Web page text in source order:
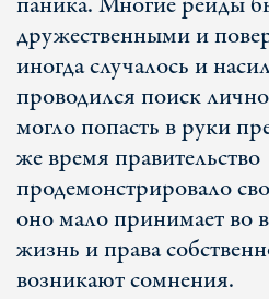
дружественными и
иногда случалось и
проводился поиск
могло попасть в руки
же время правительство
продемонстрировало
оно мало принимает во
жизнь и права
возникают сомнения.